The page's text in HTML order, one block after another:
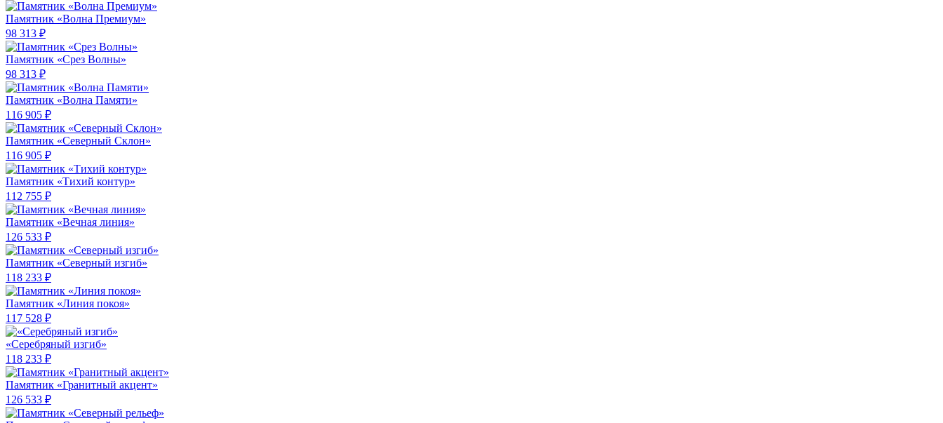
Памятник «Волна Премиум»
98 313 ₽
Памятник «Срез Волны»
98 313 ₽
Памятник «Волна Памяти»
116 905 ₽
Памятник «Северный Склон»
116 905 ₽
Памятник «Тихий контур»
112 755 ₽
Памятник «Вечная линия»
126 533 ₽
Памятник «Северный изгиб»
118 233 ₽
Памятник «Линия покоя»
117 528 ₽
«Серебряный изгиб»
118 233 ₽
Памятник «Гранитный акцент»
126 533 ₽